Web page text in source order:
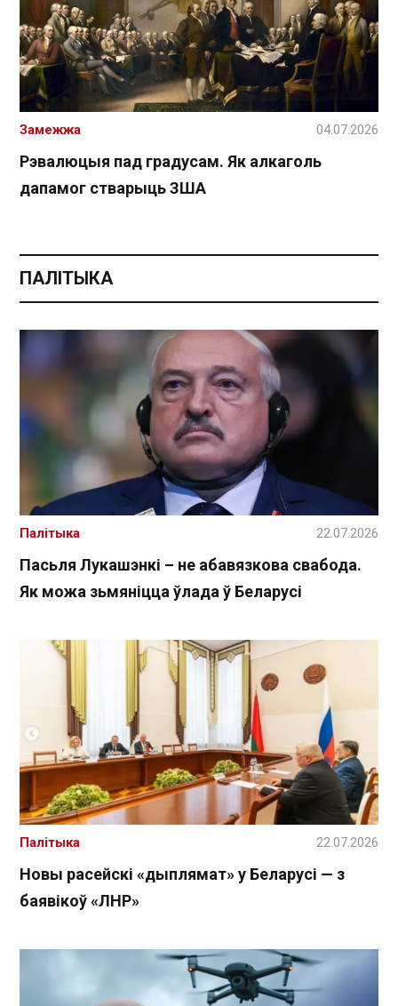
Рэвалюцыя пад градусам. Як алкаголь
дапамог стварыць ЗША
Замежжа 04.07.2026
ПАЛІТЫКА
Пасьля Лукашэнкі – не абавязкова свабода.
Як можа зьмяніцца ўлада ў Беларусі
Палітыка 22.07.2026
Новы расейскі «дыплямат» у Беларусі — з
баявікоў «ЛНР»
Палітыка 22.07.2026